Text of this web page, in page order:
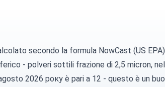
secondo la formula NowCast (US EPA)
- polveri sottilifrazione di 2,5 micron,
2026 року è pari a 12 - questo è un